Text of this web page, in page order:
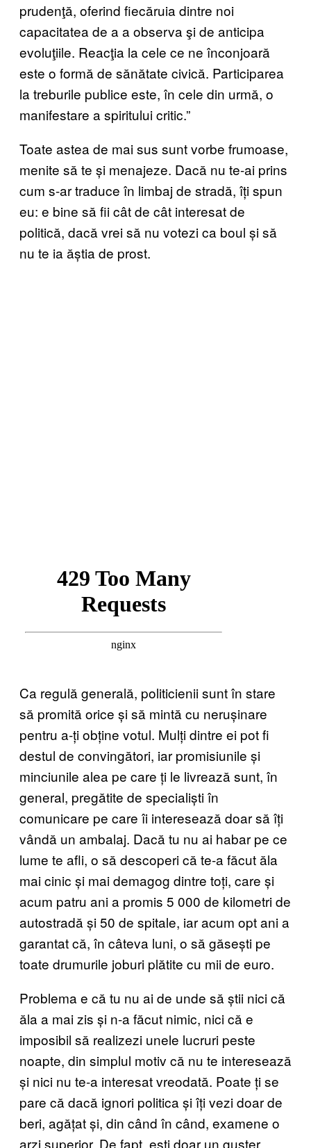
prudenţă, oferind fiecăruia dintre noi
capacitatea de a a observa şi de anticipa
evoluţiile. Reacţia la cele ce ne înconjoară
este o formă de sănătate civică. Participarea
la treburile publice este, în cele din urmă, o
manifestare a spiritului critic.”
Toate astea de mai sus sunt vorbe frumoase,
menite să te și menajeze. Dacă nu te-ai prins
cum s-ar traduce în limbaj de stradă, îți spun
eu: e bine să fii cât de cât interesat de
politică, dacă vrei să nu votezi ca boul și să
nu te ia ăștia de prost.
Ca regulă generală, politicienii sunt în stare
să promită orice și să mintă cu nerușinare
pentru a-ți obține votul. Mulți dintre ei pot fi
destul de convingători, iar promisiunile și
minciunile alea pe care ți le livrează sunt, în
general, pregătite de specialiști în
comunicare pe care îi interesează doar să îți
vândă un ambalaj. Dacă tu nu ai habar pe ce
lume te afli, o să descoperi că te-a făcut ăla
mai cinic și mai demagog dintre toți, care și
acum patru ani a promis 5 000 de kilometri de
autostradă și 50 de spitale, iar acum opt ani a
garantat că, în câteva luni, o să găsești pe
toate drumurile joburi plătite cu mii de euro.
Problema e că tu nu ai de unde să știi nici că
ăla a mai zis și n-a făcut nimic, nici că e
imposibil să realizezi unele lucruri peste
noapte, din simplul motiv că nu te interesează
și nici nu te-a interesat vreodată. Poate ți se
pare că dacă ignori politica și îți vezi doar de
beri, agățat și, din când în când, examene o
arzi superior. De fapt, ești doar un gușter.